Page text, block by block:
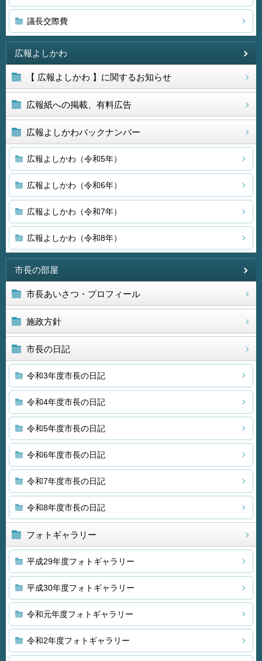
議長交際費
広報よしかわ
【 広報よしかわ 】に関するお知らせ
広報紙への掲載、有料広告
広報よしかわバックナンバー
広報よしかわ（令和5年）
広報よしかわ（令和6年）
広報よしかわ（令和7年）
広報よしかわ（令和8年）
市長の部屋
市長あいさつ・プロフィール
施政方針
市長の日記
令和3年度市長の日記
令和4年度市長の日記
令和5年度市長の日記
令和6年度市長の日記
令和7年度市長の日記
令和8年度市長の日記
フォトギャラリー
平成29年度フォトギャラリー
平成30年度フォトギャラリー
令和元年度フォトギャラリー
令和2年度フォトギャラリー